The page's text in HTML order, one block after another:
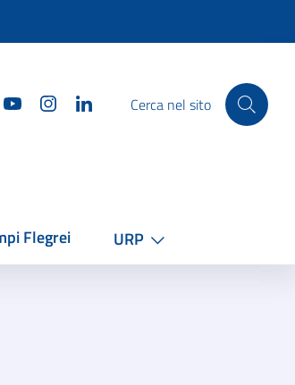
YouTube InstagramLinkedinCerca nel sito
Flegrei URP